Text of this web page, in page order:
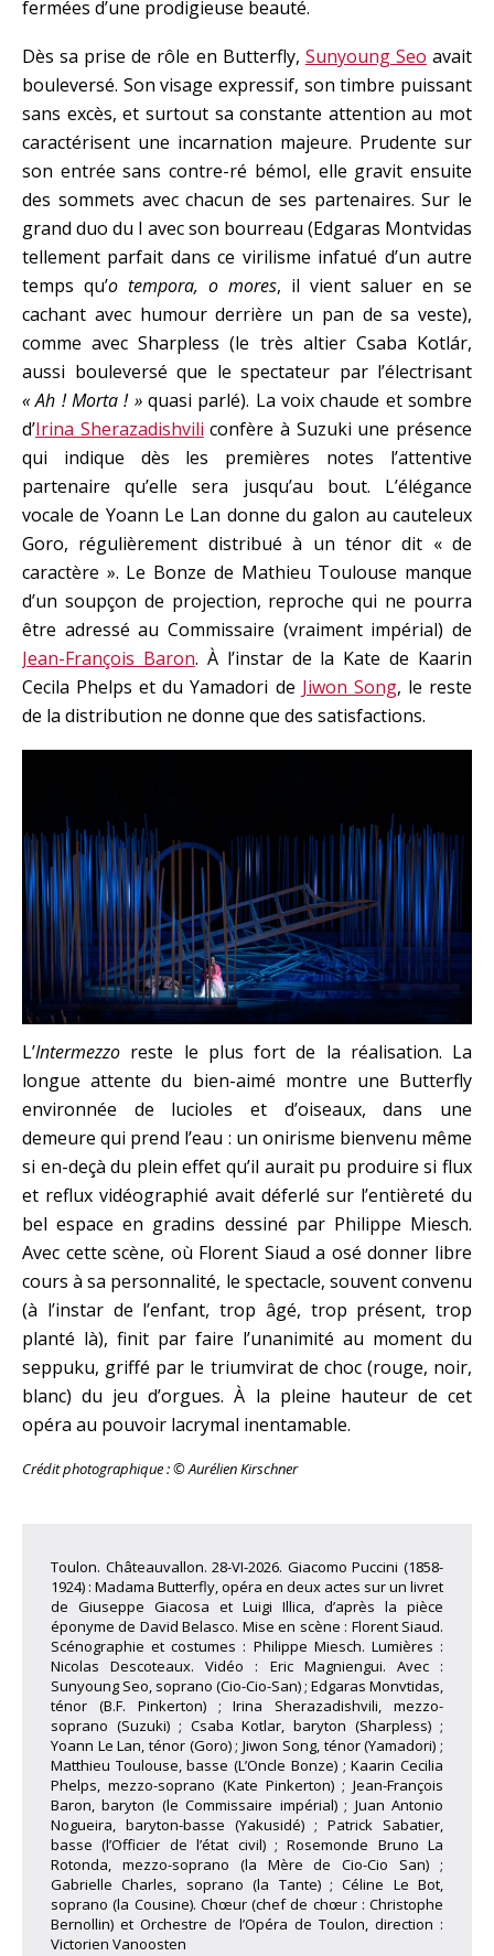
fermées d’une prodigieuse beauté.
Dès sa prise de rôle en Butterfly, Sunyoung Seo avait
bouleversé. Son visage expressif, son timbre puissant
sans excès, et surtout sa constante attention au mot
caractérisent une incarnation majeure. Prudente sur
son entrée sans contre-ré bémol, elle gravit ensuite
des sommets avec chacun de ses partenaires. Sur le
grand duo du I avec son bourreau (Edgaras Montvidas
tellement parfait dans ce virilisme infatué d’un autre
temps qu’o tempora, o mores, il vient saluer en se
cachant avec humour derrière un pan de sa veste),
comme avec Sharpless (le très altier Csaba Kotlár,
aussi bouleversé que le spectateur par l’électrisant
« Ah ! Morta ! »quasi parlé). La voix chaude et sombre
d’Irina Sherazadishvili confère à Suzuki une présence
qui indique dès les premières notes l’attentive
partenaire qu’elle sera jusqu’au bout. L’élégance
vocale de Yoann Le Lan donne du galon au cauteleux
Goro, régulièrement distribué à un ténor dit « de
caractère ». Le Bonze de Mathieu Toulouse manque
d’un soupçon de projection, reproche qui ne pourra
être adressé au Commissaire (vraiment impérial) de
Jean-François Baron. À l’instar de la Kate de Kaarin
Cecila Phelps et du Yamadori de Jiwon Song, le reste
de la distribution ne donne que des satisfactions.
L’Intermezzo reste le plus fort de la réalisation. La
longue attente du bien-aimé montre une Butterfly
environnée de lucioles et d’oiseaux, dans une
demeure qui prend l’eau : un onirisme bienvenu même
si en-deçà du plein effet qu’il aurait pu produire si flux
et reflux vidéographié avait déferlé sur l’entièreté du
bel espace en gradins dessiné par Philippe Miesch.
Avec cette scène, où Florent Siaud a osé donner libre
cours à sa personnalité, le spectacle, souvent convenu
(à l’instar de l’enfant, trop âgé, trop présent, trop
planté là), finit par faire l’unanimité au moment du
seppuku, griffé par le triumvirat de choc (rouge, noir,
blanc) du jeu d’orgues. À la pleine hauteur de cet
opéra au pouvoir lacrymal inentamable.
Crédit photographique : © Aurélien Kirschner
Toulon. Châteauvallon. 28-VI-2026. Giacomo Puccini (1858-
1924) : Madama Butterfly, opéra en deux actes sur un livret
de Giuseppe Giacosa et Luigi Illica, d’après la pièce
éponyme de David Belasco. Mise en scène : Florent Siaud.
Scénographie et costumes : Philippe Miesch. Lumières :
Nicolas Descoteaux. Vidéo : Eric Magniengui. Avec :
Sunyoung Seo, soprano (Cio-Cio-San) ; Edgaras Monvtidas,
ténor (B.F. Pinkerton) ; Irina Sherazadishvili, mezzo-
soprano (Suzuki) ; Csaba Kotlar, baryton (Sharpless) ;
Yoann Le Lan, ténor (Goro) ; Jiwon Song, ténor (Yamadori) ;
Matthieu Toulouse, basse (L’Oncle Bonze) ; Kaarin Cecilia
Phelps, mezzo-soprano (Kate Pinkerton) ; Jean-François
Baron, baryton (le Commissaire impérial) ; Juan Antonio
Nogueira, baryton-basse (Yakusidé) ; Patrick Sabatier,
basse (l’Officier de l’état civil) ; Rosemonde Bruno La
Rotonda, mezzo-soprano (la Mère de Cio-Cio San) ;
Gabrielle Charles, soprano (la Tante) ; Céline Le Bot,
soprano (la Cousine). Chœur (chef de chœur : Christophe
Bernollin) et Orchestre de l’Opéra de Toulon, direction :
Victorien Vanoosten